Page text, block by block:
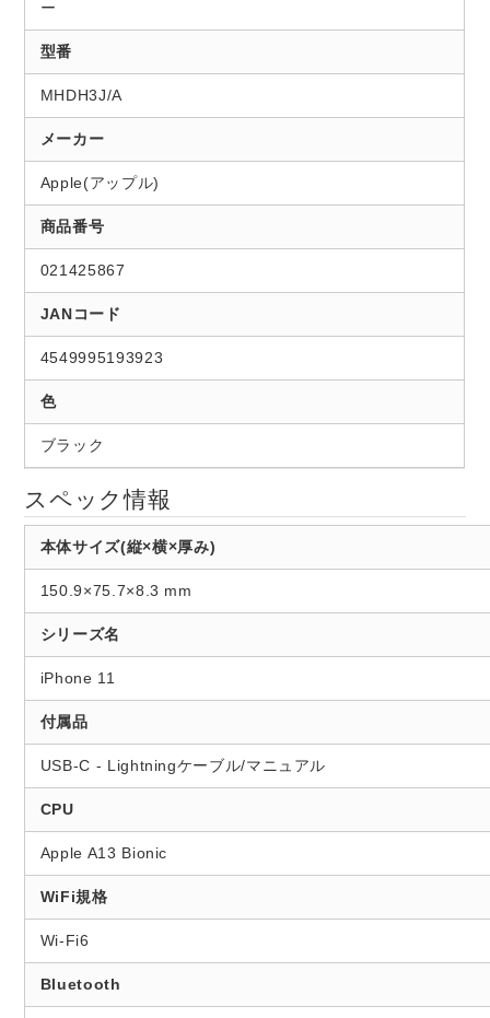
ー
型番
MHDH3J/A
メーカー
Apple(アップル)
商品番号
021425867
JANコード
4549995193923
色
ブラック
スペック情報
本体サイズ(縦×横×厚み)
150.9×75.7×8.3 mm
シリーズ名
iPhone 11
付属品
USB-C - Lightningケーブル/マニュアル
CPU
Apple A13 Bionic
WiFi規格
Wi-Fi6
Bluetooth